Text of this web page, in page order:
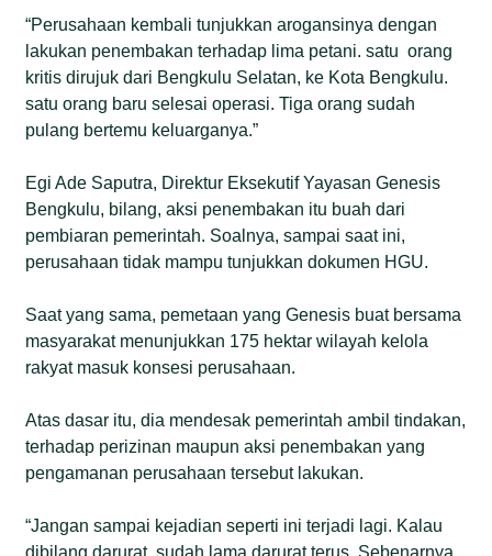
“Perusahaan kembali tunjukkan arogansinya dengan
lakukan penembakan terhadap lima petani. satu orang
kritis dirujuk dari Bengkulu Selatan, ke Kota Bengkulu.
satu orang baru selesai operasi. Tiga orang sudah
pulang bertemu keluarganya.”
Egi Ade Saputra, Direktur Eksekutif Yayasan Genesis
Bengkulu, bilang, aksi penembakan itu buah dari
pembiaran pemerintah. Soalnya, sampai saat ini,
perusahaan tidak mampu tunjukkan dokumen HGU.
Saat yang sama, pemetaan yang Genesis buat bersama
masyarakat menunjukkan 175 hektar wilayah kelola
rakyat masuk konsesi perusahaan.
Atas dasar itu, dia mendesak pemerintah ambil tindakan,
terhadap perizinan maupun aksi penembakan yang
pengamanan perusahaan tersebut lakukan.
“Jangan sampai kejadian seperti ini terjadi lagi. Kalau
dibilang darurat, sudah lama darurat terus. Sebenarnya